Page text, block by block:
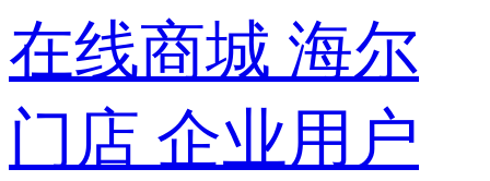
在线商城 海尔
门店 企业用户